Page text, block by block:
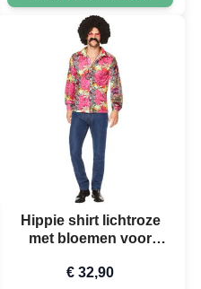
Hippie shirt lichtroze
met bloemen voor
€ 32,90